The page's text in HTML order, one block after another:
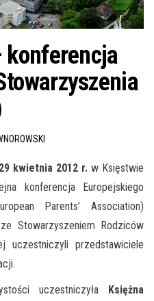
konferencja
kwietnia 2012 r. w Księstwie
konferencja Europejskiego
Parents’ Association)
Stowarzyszeniem Rodziców
uczestniczyli przedstawiciele
uczestniczyła Księżna